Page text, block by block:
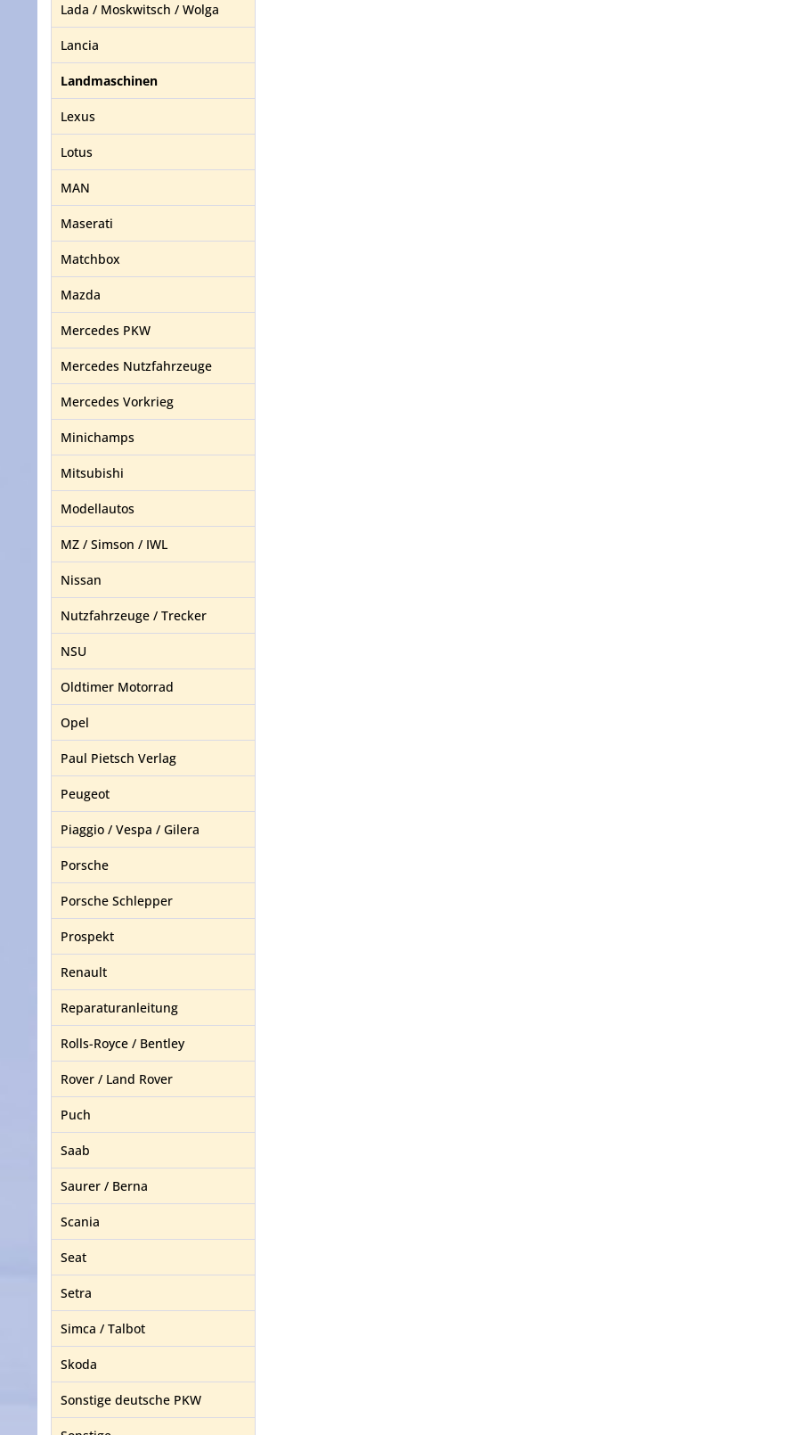
Lada / Moskwitsch / Wolga
Lancia
Landmaschinen
Lexus
Lotus
MAN
Maserati
Matchbox
Mazda
Mercedes PKW
Mercedes Nutzfahrzeuge
Mercedes Vorkrieg
Minichamps
Mitsubishi
Modellautos
MZ / Simson / IWL
Nissan
Nutzfahrzeuge / Trecker
NSU
Oldtimer Motorrad
Opel
Paul Pietsch Verlag
Peugeot
Piaggio / Vespa / Gilera
Porsche
Porsche Schlepper
Prospekt
Renault
Reparaturanleitung
Rolls-Royce / Bentley
Rover / Land Rover
Puch
Saab
Saurer / Berna
Scania
Seat
Setra
Simca / Talbot
Skoda
Sonstige deutsche PKW